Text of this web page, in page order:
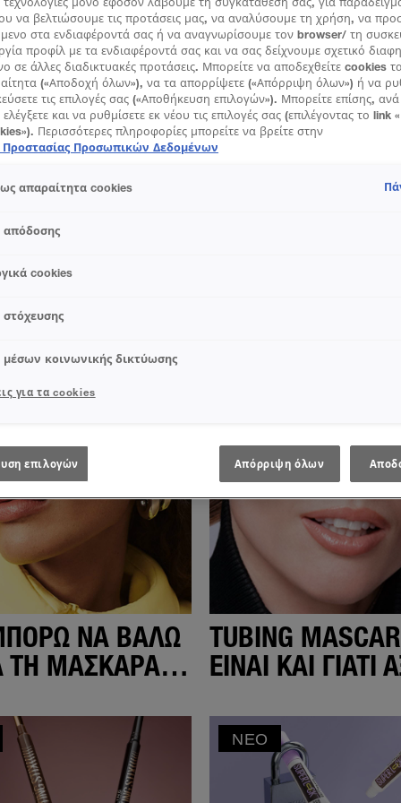
ματιών είναι εδώ από την Maybelline New York! Κάνε
ανανέωσε το βλέμμα σου! Πάρε έμπνευση για να δοκιμάσεις
για τα μάτια. Εδώ θα ανακαλύψεις τα πιο χρήσιμα tips για
χαρακτηριστικό. Από την τέχνη της σκιάς για ένα
eyeliner που θα δώσουν ένταση στο βλέμμα σου. Μάθε όλα τα
γραμμή, αλλά και χρήσιμα tips για φρύδια για να τα
δεν θα μπορούσε να λείπει η αγαπημένη σου μάσκαρα
τη σωστή μάσκαρα για εντυπωσιακό όγκο και μήκος.
μάτια σου θα γίνουν το επίκεντρο κάθε σου εμφάνισης
ΤΟ EYELINER TIPS
ΝΑ ΒΆΛΩ
ΤΗ ΜΆΣΚΑΡΑ
TUBING
ΕΊΝΑΙ ΚΑΙ ΓΙΑΤΊ
ΝΈΟ
να βελτιώσουμε τις προτάσεις μας, να αναλύσουμε τη χρήση, να
στα ενδιαφέροντά σας ή να αναγνωρίσουμε τον browser/ τη
προφίλ με τα ενδιαφέροντά σας και να σας δείχνουμε σχετικό
σε άλλες διαδικτυακές προτάσεις. Μπορείτε να αποδεχθείτε cookies
(«Αποδοχή όλων»), να τα απορρίψετε («Απόρριψη όλων») ή να
τις επιλογές σας («Αποθήκευση επιλογών»). Μπορείτε επίσης,
και να ρυθμίσετε εκ νέου τις επιλογές σας (επιλέγοντας το link
Περισσότερες πληροφορίες μπορείτε να βρείτε στην
Προστασίας Προσωπικών Δεδομένων
απαραίτητα cookies
απόδοσης
cookies
στόχευσης
μέσων κοινωνικής δικτύωσης
για τα cookies
επιλογών Απόρριψη όλων